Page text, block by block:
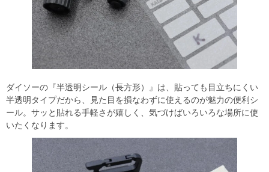
ダイソーの『半透明シール（長方形）』は、貼っても目立ちにくい
半透明タイプだから、見た目を損なわずに使えるのが魅力の便利シ
ール。サッと貼れる手軽さが嬉しく、気づけばいろいろな場所に使
いたくなります。